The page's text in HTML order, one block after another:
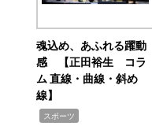
魂込め、あふれる躍動
感 【正田裕生 コラ
ム 直線・曲線・斜め
線】
スポーツ